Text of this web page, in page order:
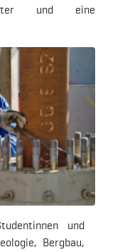
und eine
und
Bergbau,